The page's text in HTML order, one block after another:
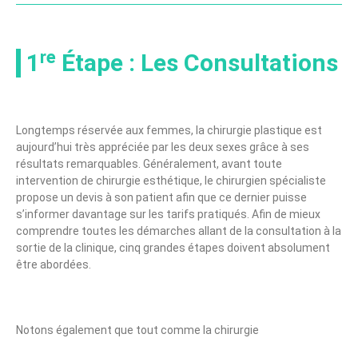
1ʳᵉ Étape : Les Consultations
Longtemps réservée aux femmes, la chirurgie plastique est
aujourd’hui très appréciée par les deux sexes grâce à ses
résultats remarquables. Généralement, avant toute
intervention de chirurgie esthétique, le chirurgien spécialiste
propose un devis à son patient afin que ce dernier puisse
s’informer davantage sur les tarifs pratiqués. Afin de mieux
comprendre toutes les démarches allant de la consultation à la
sortie de la clinique, cinq grandes étapes doivent absolument
être abordées.
Notons également que tout comme la chirurgie